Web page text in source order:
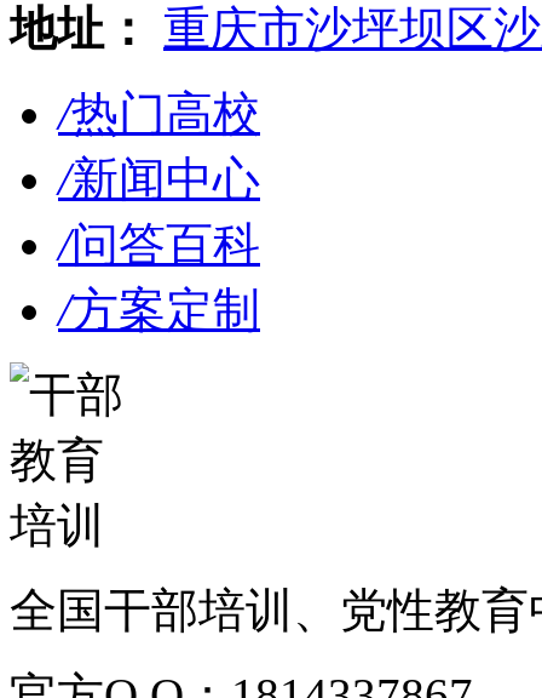
地址：
重庆市沙坪坝区
/热门高校
/新闻中心
/问答百科
/方案定制
全国干部培训、党性教